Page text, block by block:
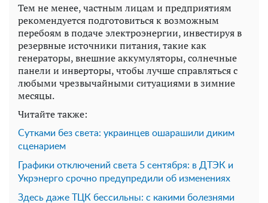
Тем не менее, частным лицам и предприятиям
рекомендуется подготовиться к возможным
перебоям в подаче электроэнергии, инвестируя в
резервные источники питания, такие как
генераторы, внешние аккумуляторы, солнечные
панели и инверторы, чтобы лучше справляться с
любыми чрезвычайными ситуациями в зимние
месяцы.
Читайте также:
Сутками без света: украинцев ошарашили диким
сценарием
Графики отключений света 5 сентября: в ДТЭК и
Укрэнерго срочно предупредили об изменениях
Здесь даже ТЦК бессильны: с какими болезнями